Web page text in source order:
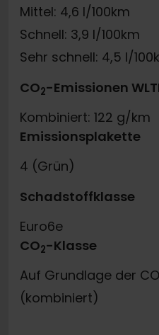
Mittel: 4,6 l/100km
Schnell: 3,9 l/100km
Sehr schnell: 4,5 l/
CO2-Emissionen
Kombiniert: 122 g/km
Emissionsplakette
4 (Grün)
Schadstoffklasse
Euro6e
CO2-Klasse
Auf Grundlage der CO
(kombiniert)